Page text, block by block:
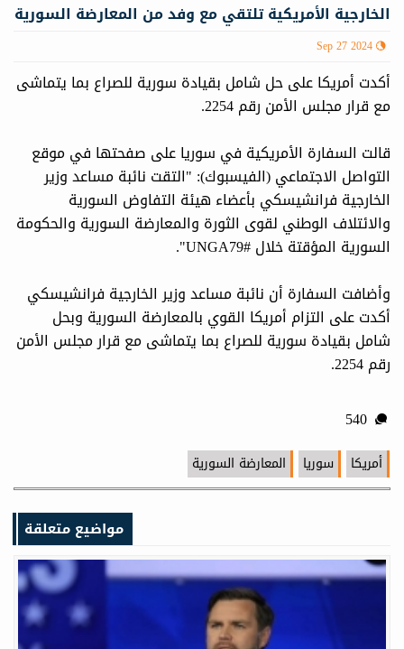
الخارجية الأمريكية تلتقي مع وفد من المعارضة السورية
Sep 27 2024
أكدت أمريكا على حل شامل بقيادة سورية للصراع بما يتماشى
مع قرار مجلس الأمن رقم 2254.
قالت السفارة الأمريكية في سوريا على صفحتها في موقع
التواصل الاجتماعي (الفيسبوك): "التقت نائبة مساعد وزير
الخارجية فرانشيسكي بأعضاء هيئة التفاوض السورية
والائتلاف الوطني لقوى الثورة والمعارضة السورية والحكومة
السورية المؤقتة خلال #UNGA79".
وأضافت السفارة أن نائبة مساعد وزير الخارجية فرانشيسكي
أكدت على التزام أمريكا القوي بالمعارضة السورية وبحل
شامل بقيادة سورية للصراع بما يتماشى مع قرار مجلس الأمن
رقم 2254.
أمريكا سوريا المعارضة السورية
مواضيع متعلقة